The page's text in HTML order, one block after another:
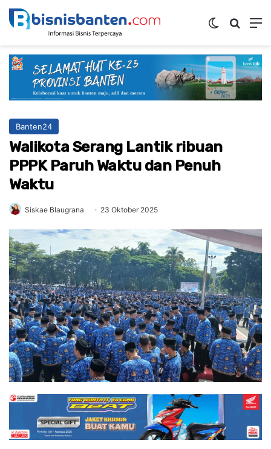
Switch skin
Banten24
Walikota Serang Lantik ribuan
PPPK Paruh Waktu dan Penuh
Waktu
Siskae Blaugrana 23 Oktober 2025